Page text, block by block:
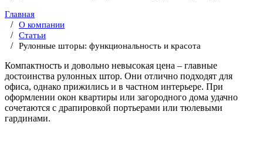
Главная
О компании
Статьи
Рулонные шторы: функциональность и красота
Компактность и довольно невысокая цена – главные
достоинства рулонных штор. Они отлично подходят для
офиса, однако прижились и в частном интерьере. При
оформлении окон квартиры или загородного дома удачно
сочетаются с драпировкой портьерами или тюлевыми
гардинами.